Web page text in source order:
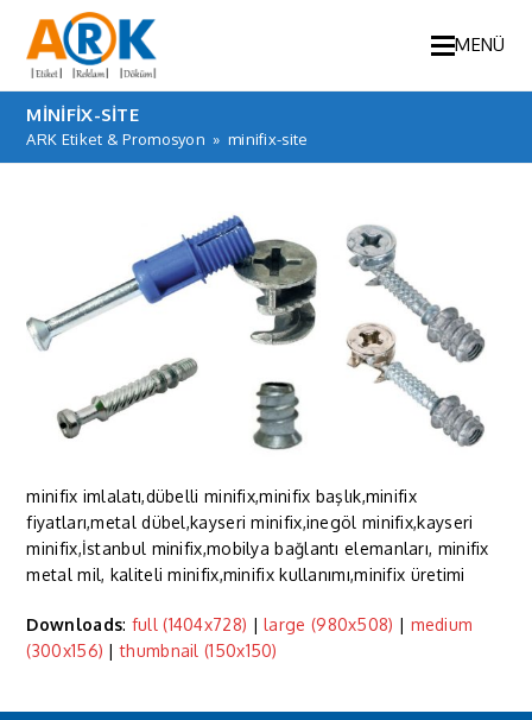
MENÜ
MINIFIX-SITE
ARK Etiket & Promosyon » minifix-site
minifix imlalatı,dübelli minifix,minifix başlık,minifix
fiyatları,metal dübel,kayseri minifix,inegöl minifix,kayseri
minifix,İstanbul minifix,mobilya bağlantı elemanları, minifix
metal mil, kaliteli minifix,minifix kullanımı,minifix üretimi
Downloads: full (1404x728) |large (980x508) | medium
(300x156) |thumbnail (150x150)